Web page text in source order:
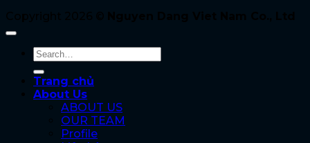
Trang chủ
About Us
ABOUT US
OUR TEAM
Profile